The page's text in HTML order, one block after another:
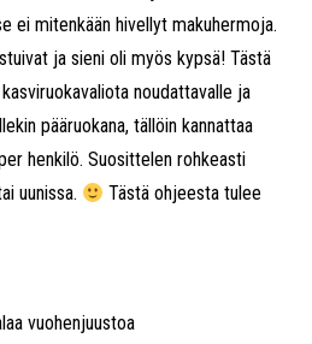
ei mitenkään hivellyt makuhermoja.
ja sieni oli myös kypsä! Tästä
noudattavalle ja
pääruokana, tällöin kannattaa
henkilö. Suosittelen rohkeasti
uunissa.
Tästä ohjeesta tulee
vuohenjuustoa